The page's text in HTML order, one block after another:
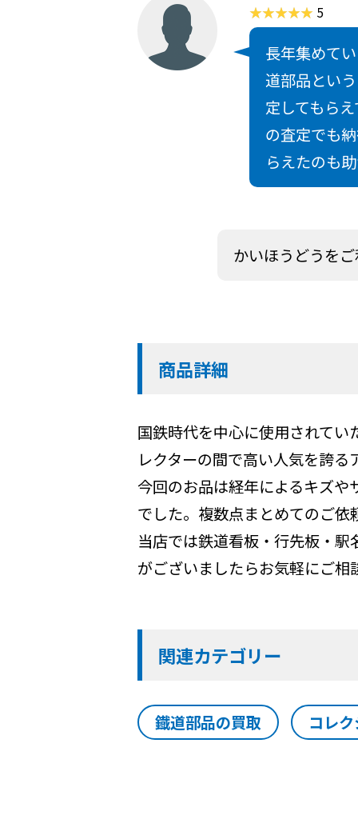
5
長年集めて
道部品とい
定してもら
の査定でも
らえたのも
かいほうどうを
商品詳細
国鉄時代を中心に使用されて
レクターの間で高い人気を誇る
今回のお品は経年によるキズ
でした。複数点まとめてのご
当店では鉄道看板・行先板・
がございましたらお気軽にご相
関連カテゴリー
鐡道部品の買取 コレ